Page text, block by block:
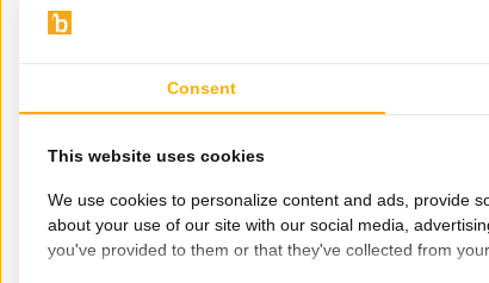
64,95
Consent
This website uses cookies
We use cookies to personalize content and ads, provide
about your use of our site with our social media,
you've provided to them or that they've collected from